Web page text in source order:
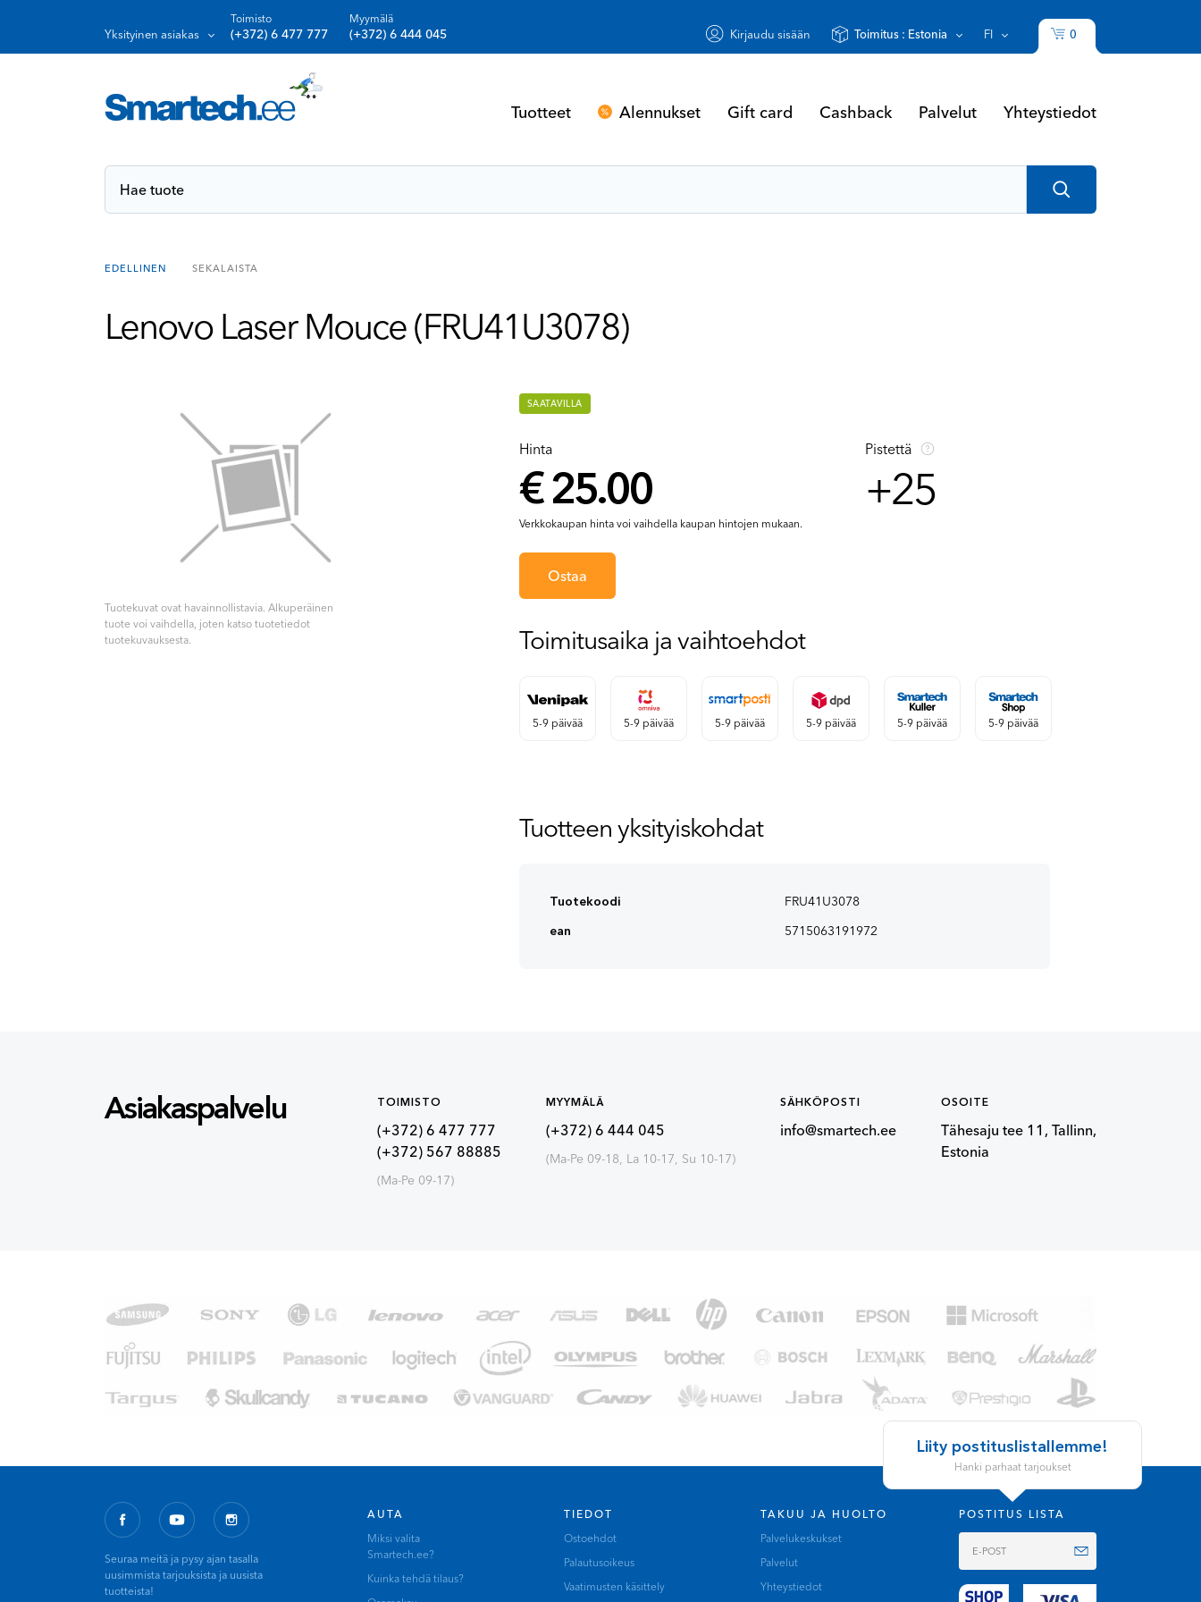
Yksityinen asiakas
Toimisto
(+372) 6 477 777
Myymälä
(+372) 6 444 045 Kirjaudu sisään Toimitus : Estonia FI 0
Tuotteet Alennukset Gift card Cashback Palvelut Yhteystiedot
EDELLINEN SEKALAISTA
Lenovo Laser Mouce (FRU41U3078)
Tuotekuvat ovat havainnollistavia. Alkuperäinen
tuote voi vaihdella, joten katso tuotetiedot
tuotekuvauksesta.
SAATAVILLA
Hinta
€ 25.00
Verkkokaupan hinta voi vaihdella kaupan hintojen mukaan.
Pistettä
+25
Ostaa
Toimitusaika ja vaihtoehdot
5-9 päivää 5-9 päivää 5-9 päivää 5-9 päivää 5-9 päivää 5-9 päivää
Tuotteen yksityiskohdat
Tuotekoodi
FRU41U3078
ean
5715063191972
Asiakaspalvelu OSOITE
Tähesaju tee 11, Tallinn,
Estonia
SÄHKÖPOSTI
info@smartech.ee
MYYMÄLÄ
(+372) 6 444 045
(Ma-Pe 09-18, La 10-17, Su 10-17)
TOIMISTO
(+372) 6 477 777
(+372) 567 88885
(Ma-Pe 09-17)
Seuraa meitä ja pysy ajan tasalla
uusimmista tarjouksista ja uusista
tuotteista!
AUTA
Miksi valita
Smartech.ee?
Kuinka tehdä tilaus?
TIEDOT
Ostoehdot
Palautusoikeus
Vaatimusten käsittely
TAKUU JA HUOLTO
Palvelukeskukset
Palvelut
Yhteystiedot
POSTITUS LISTA
Liity postituslistallemme!
Hanki parhaat tarjoukset